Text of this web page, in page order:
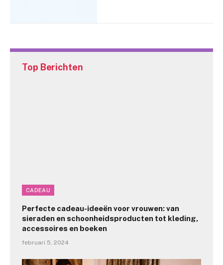
Top Berichten
CADEAU
Perfecte cadeau-ideeën voor vrouwen: van
sieraden en schoonheidsproducten tot kleding,
accessoires en boeken
februari 5, 2024